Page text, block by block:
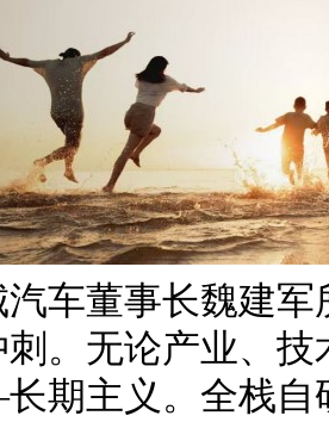
车董事长魏建
。无论产业、
期主义。全栈自